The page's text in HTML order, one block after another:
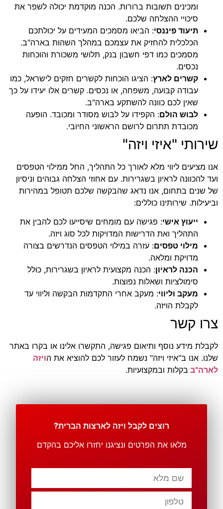
ומכינים תשובות ברורות. הכנה מוקדמת יכולה לשפר את
סיכויי ההצלחה שלכם.
תיעוד פיננסי: הביאו מסמכים המעידים על יכולתכם
הכלכלית להחזיק את עצמכם במהלך השהות בארה"ב.
מסמכים כמו דפי חשבון בנק, תלושי משכורת והוכחות
נכסים.
קשרים לארץ: הציגו הוכחות לקשרים חזקים לישראל, כמו
עבודה קבועה, משפחה, או נכסים. קשרים אלו יעידו על כך
שאין לכם כוונה להשתקע בארה"ב.
לבוש הולם: הקפידו על לבוש מסודר ומכובד. הופעה
מכובדת תתרום לרושם הראשוני החיובי.
שירותי "איזי ויזה"
אנו מציעים ליווי מלא לאורך כל התהליך, החל ממילוי הטפסים
ועד להכוונה לראיון בשגרירות. עם אחוזי הצלחה גבוהים וניסיון
של שנים בתחום, אנו נדאג שהבקשה שלכם תטופל במהירות
וביעילות. שירותינו כוללים:
ייעוץ אישי: פגישה עם מומחים שיסייעו לכם להבין את
התהליך ואת הדרישות המדויקות לכל סוג ויזה.
מילוי טפסים: עזרה במילוי הטפסים הנדרשים בצורה
מדויקת ומלאה.
הכנה לראיון: הכנה מקצועית לראיון בשגרירות, כולל
סימולציות ושאלות נפוצות.
מעקב וליווי: מעקב אחרי התקדמות הבקשה וליווי עד
לקבלת הויזה.
צרו קשר
לקבלת מידע נוסף ותיאום פגישה, התקשרו אלינו או בקרו באתר
שלנו. אנו ב"איזי ויזה" נשמח לעזור לכם להוציא את הויזה
לארה"ב בקלות ובמקצועיות.
רוצים לקבל ויזה לארצות הברית?
מלאו את הפרטים ונציגנו יחזרו אליכם בהקדם